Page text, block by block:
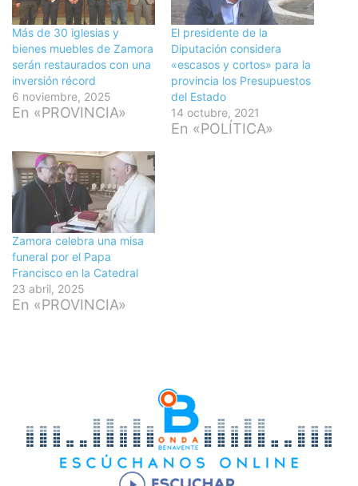
Más de 30 iglesias y
bienes muebles de Zamora
serán restaurados con una
inversión récord
6 noviembre, 2025
En «PROVINCIA»
El presidente de la
Diputación considera
«escasos y cortos» para la
provincia los Presupuestos
del Estado
14 octubre, 2021
En «POLÍTICA»
Zamora celebra una misa
funeral por el Papa
Francisco en la Catedral
23 abril, 2025
En «PROVINCIA»